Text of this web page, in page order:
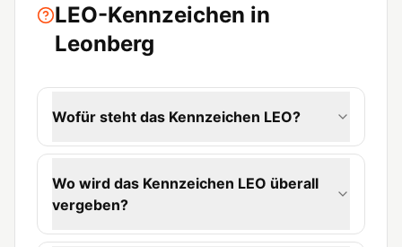
LEO-Kennzeichen in
Leonberg
Wofür steht das Kennzeichen LEO?
Wo wird das Kennzeichen LEO überall
vergeben?